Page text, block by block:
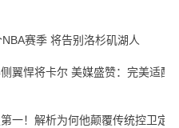
赛季 将告别洛杉矶湖人
翼悍将卡尔 美媒盛赞：完美适配
一！解析为何他颠覆传统控卫定义